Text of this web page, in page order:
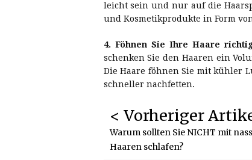
leicht sein und nur auf die
und Kosmetikprodukte in Form
4. Föhnen Sie Ihre Haare
schenken Sie den Haaren ein
Die Haare föhnen Sie mit kühler
schneller nachfetten.
< Vorheriger
Warum sollten Sie NICHT mit
Haaren schlafen?